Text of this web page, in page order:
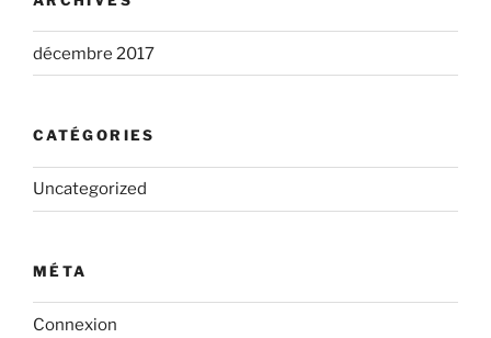
décembre 2017
CATÉGORIES
Uncategorized
MÉTA
Connexion